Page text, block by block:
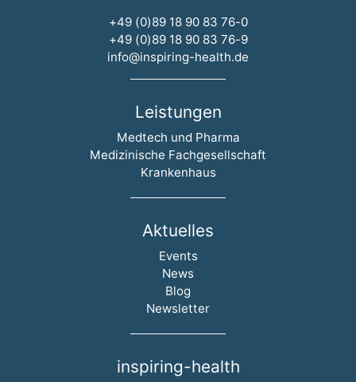
+49 (0)89 18 90 83 76-0
+49 (0)89 18 90 83 76-9
info@inspiring-health.de
Leistungen
Navigation überspringen
Medtech und Pharma
Medizinische Fachgesellschaft
Krankenhaus
Aktuelles
Navigation überspringen
Events
News
Blog
Newsletter
inspiring-health